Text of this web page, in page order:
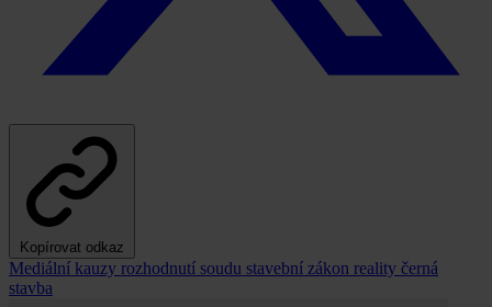
Kopírovat odkaz
Mediální kauzy rozhodnutí soudu stavební zákon reality černá
stavba